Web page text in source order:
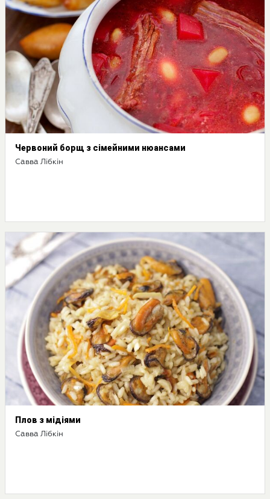
Червоний борщ з сімейними нюансами
Савва Лібкін
Плов з мідіями
Савва Лібкін